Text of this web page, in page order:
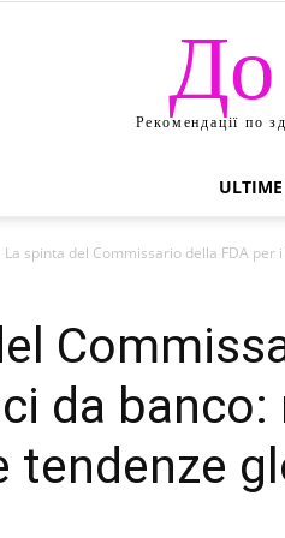
До
Рекомендації по
La spinta del Commissario della FDA per
da banco:
tendenze